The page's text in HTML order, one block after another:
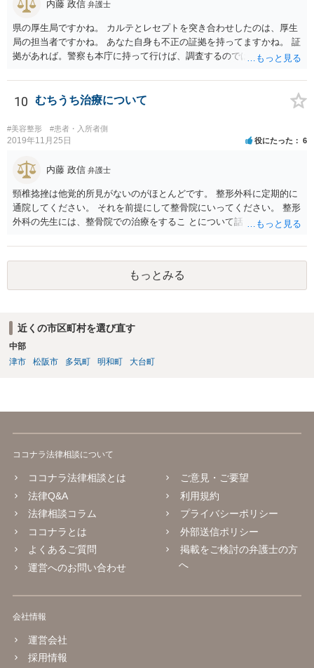
内藤 政信 弁護士
県の厚生局ですかね。 カルテとレセプトを突き合わせしたのは、厚生
局の担当者ですかね。 あなた自身も不正の証拠を持ってますかね。 証
拠があれば。警察も本庁に持って行けば、調査するのではないで すか
で しょう。
10 むちうち治療について
#美容整形 #患者・入所者側
2019年11月25日 役にたった 6
内藤 政信 弁護士
頸椎捻挫は他覚的所見がないのがほとんどです。 整形外科に定期的に
通院してください。 それを前提にして整骨院にいってください。 整形
外科の先生には、整骨院での治療をするこ とについて話し、OKをも
もっとみる
近くの市区町村を選び直す
中部
津市
松阪市 多気町 明和町 大台町
ココナラ法律相談について
ココナラ法律相談とは
法律Q&A
法律相談コラム
ココナラとは
よくあるご質問
運営へのお問い合わせ
ご意見・ご要望
利用規約
プライバシーポリシー
外部送信ポリシー
掲載をご検討の弁護士の方
へ
会社情報
運営会社
採用情報